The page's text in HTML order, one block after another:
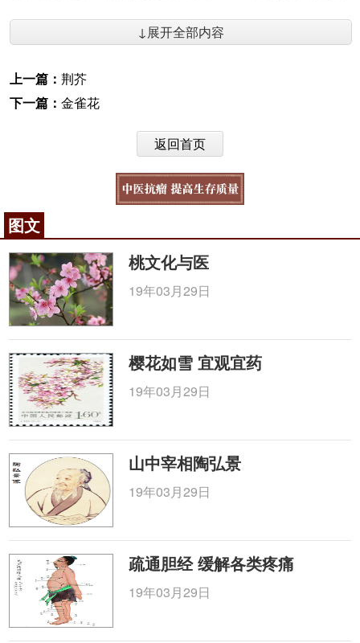
花柱细长，柱头2裂。小坚果4，扁长圆形，腹部稍具
期9月以后。
【生境分布】
生态环境：1.生于山坡路旁或山谷。海拔在540-
2700m之间。多栽培，亦有野生。
2.生于海拔1300-2000m的松林林缘、山坡草丛或
湿润的草原上。
资源分布：1.分布于黑龙江、辽宁、山西、陕
西、甘肃、青海、河南、河南、四川、贵州等地、江
苏、浙江、福建、云南等地有栽培。
2.分布于东北及内蒙古、河北、山西、陕西、甘
肃等地。
【栽培】
生物学特性 喜温暖湿润气候，幼苗能耐0℃左右
低温，-2℃以下则会出现冻害。喜阳光充足，怕干
旱，忌积水。以疏松肥沃，排水良好的砂质壤土、油
砂土、夹砂土栽培为宜。忌连作。
栽培技术 种子繁残。在田间选株壮、枝繁，穗多
而密，又无病虫的单株或田块留作种用，种子需充分
成熟、饱满、呈深褐色或棕褐色明采收。直播或育苗
移栽法。春播，于3月下旬至4月上旬为适期：秋播于
9-10月；穴播，行株距各17-20cm。每1hm2用种量
3.75-4.50kg。条播，行距20cm，深5cm。每1hm2用
种量7.50kg。撒播，每1hm2用种量7.50-11.25kg。育
↓展开全部内容
上一篇： 荆芥
下一篇： 金雀花
返回首页
图文
桃文化与医
19年03月29日
樱花如雪 宜观宜药
19年03月29日
山中宰相陶弘景
19年03月29日
疏通胆经 缓解各类疼痛
19年03月29日